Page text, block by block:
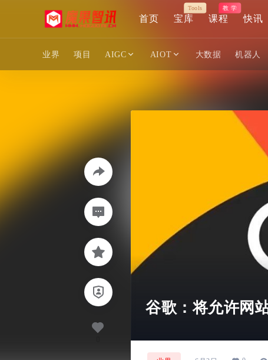
首页 宝库
Tools
课程
教 学
快讯
业界 项目 AIGC AIOT 大数据 机器人
谷歌：将允许网